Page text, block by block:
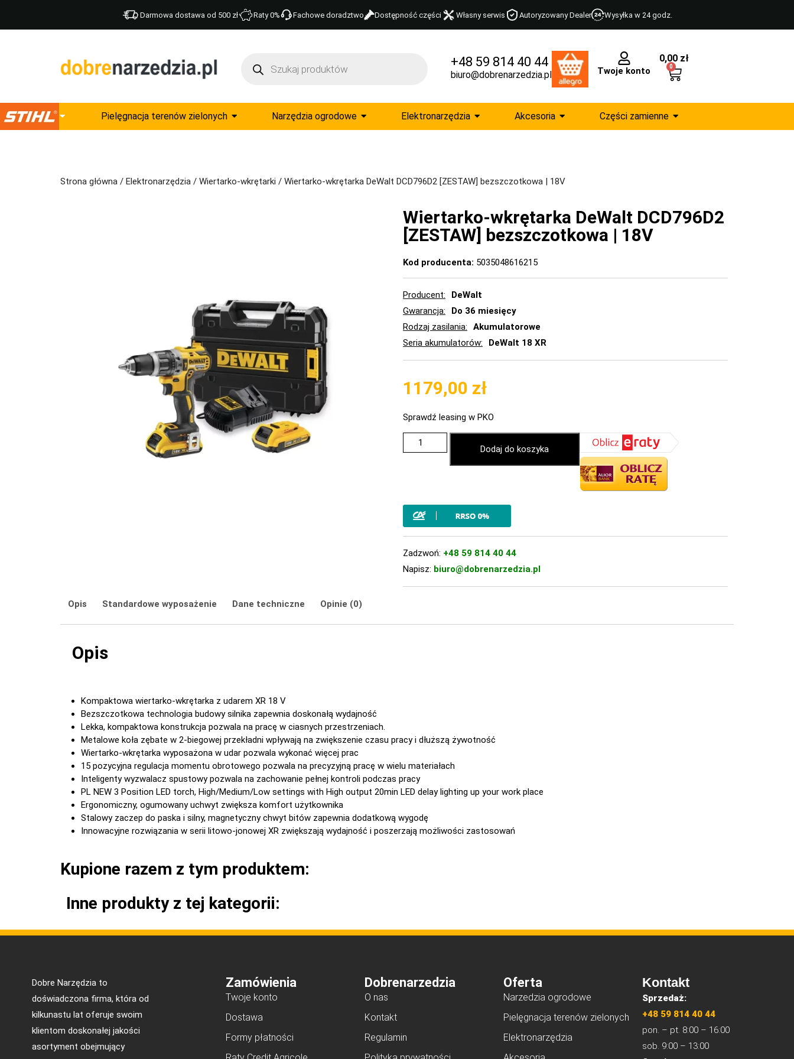
Darmowa dostawa od 500 zł Raty 0% Fachowe doradztwo Dostępność części Własny serwis Autoryzowany Dealer Wysyłka w 24 godz.
+48 59 814 40 44
biuro@dobrenarzedzia.pl Twoje konto
0,00 zł
0
Pielęgnacja terenów zielonych Narzędzia ogrodowe Elektronarzędzia Akcesoria Części zamienne
Strona główna / Elektronarzędzia / Wiertarko-wkrętarki / Wiertarko-wkrętarka DeWalt DCD796D2 [ZESTAW] bezszczotkowa | 18V
Wiertarko-wkrętarka DeWalt DCD796D2
[ZESTAW] bezszczotkowa | 18V
Kod producenta: 5035048616215
Producent
DeWalt
Gwarancja
Do 36 miesięcy
Rodzaj zasilania
Akumulatorowe
Seria akumulatorów
DeWalt 18 XR
1179,00 zł
Sprawdź leasing w PKO
Dodaj do koszyka
Zadzwoń: +48 59 814 40 44
Napisz: biuro@dobrenarzedzia.pl
Opis Standardowe wyposażenie Dane techniczne Opinie (0)
Opis
Kompaktowa wiertarko-wkrętarka z udarem XR 18 V
Bezszczotkowa technologia budowy silnika zapewnia doskonałą wydajność
Lekka, kompaktowa konstrukcja pozwala na pracę w ciasnych przestrzeniach.
Metalowe koła zębate w 2-biegowej przekładni wpływają na zwiększenie czasu pracy i dłuższą żywotność
Wiertarko-wkrętarka wyposażona w udar pozwala wykonać więcej prac
15 pozycyjna regulacja momentu obrotowego pozwala na precyzyjną pracę w wielu materiałach
Inteligenty wyzwalacz spustowy pozwala na zachowanie pełnej kontroli podczas pracy
PL NEW 3 Position LED torch, High/Medium/Low settings with High output 20min LED delay lighting up your work place
Ergonomiczny, ogumowany uchwyt zwiększa komfort użytkownika
Stalowy zaczep do paska i silny, magnetyczny chwyt bitów zapewnia dodatkową wygodę
Innowacyjne rozwiązania w serii litowo-jonowej XR zwiększają wydajność i poszerzają możliwości zastosowań
Kupione razem z tym produktem:
Inne produkty z tej kategorii:
Dobre Narzędzia to
doświadczona firma, która od
kilkunastu lat oferuje swoim
klientom doskonałej jakości
asortyment obejmujący
Zamówienia
Twoje konto
Dostawa
Formy płatności
Dobrenarzedzia
O nas
Kontakt
Regulamin
Oferta
Narzedzia ogrodowe
Pielęgnacja terenów zielonych
Elektronarzędzia
Kontakt
Sprzedaż:
+48 59 814 40 44
pon. – pt. 8:00 – 16:00
sob. 9:00 – 13:00